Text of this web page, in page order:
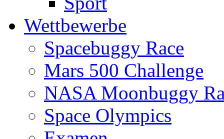
Wettbewerbe
Spacebuggy Race
Mars 500 Challenge
NASA Moonbuggy
Space Olympics